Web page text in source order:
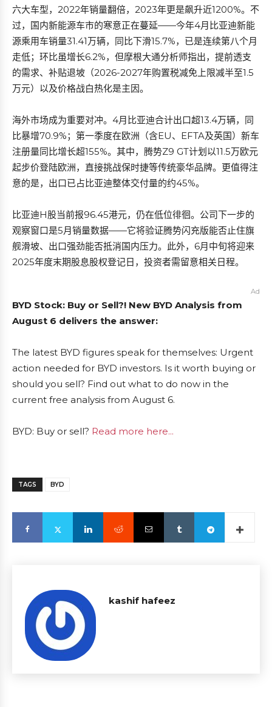
六大车型，2022年销量翻倍，2023年更是飙升近1200%。不
过，国内新能源车市的寒意正在蔓延——今年4月比亚迪新能
源乘用车销量31.41万辆，同比下滑15.7%，已是连续第八个月
走低；环比虽增长6.2%，但摩根大通分析师指出，提前透支
的需求、补贴退坡（2026-2027年购置税减免上限减半至1.5
万元）以及价格战白热化是主因。
海外市场成为重要对冲。4月比亚迪合计出口超13.4万辆，同
比暴增70.9%；第一季度在欧洲（含EU、EFTA及英国）新车
注册量同比增长超155%。其中，腾势Z9 GT计划以11.5万欧元
起步价登陆欧洲，直接挑战保时捷等传统豪华品牌。更值得注
意的是，出口已占比亚迪整体交付量的约45%。
比亚迪H股当前报96.45港元，仍在低位徘徊。公司下一步的
观察窗口是5月销量数据——它将验证腾势闪充版能否止住旗
舰滑坡、出口强劲能否抵消国内压力。此外，6月中旬将迎来
2025年度末期股息股权登记日，投资者需留意相关日程。
Ad
BYD Stock: Buy or Sell?! New BYD Analysis from
August 6 delivers the answer:
The latest BYD figures speak for themselves: Urgent
action needed for BYD investors. Is it worth buying or
should you sell? Find out what to do now in the
current free analysis from August 6.
BYD: Buy or sell? Read more here...
TAGS BYD
kashif hafeez